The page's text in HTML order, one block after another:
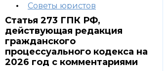
Советы юристов
Статья 273 ГПК РФ,
действующая редакция
гражданского
процессуального кодекса на
2026 год с комментариями